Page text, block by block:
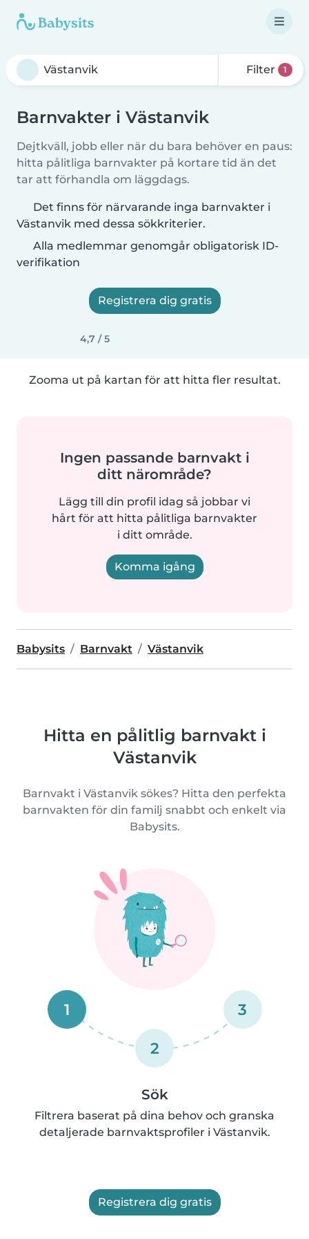
Filter 1
Barnvakter i Västanvik
Dejtkväll, jobb eller när du bara behöver en paus:
hitta pålitliga barnvakter på kortare tid än det
tar att förhandla om läggdags.
Det finns för närvarande inga barnvakter i
Västanvik med dessa sökkriterier.
Alla medlemmar genomgår obligatorisk ID-
verifikation
Registrera dig gratis
4,7 / 5
Zooma ut på kartan för att hitta fler resultat.
Ingen passande barnvakt i
ditt närområde?
Lägg till din profil idag så jobbar vi
hårt för att hitta pålitliga barnvakter
i ditt område.
Komma igång
Babysits Barnvakt Västanvik
Hitta en pålitlig barnvakt i
Västanvik
Barnvakt i Västanvik sökes? Hitta den perfekta
barnvakten för din familj snabbt och enkelt via
Babysits.
1
2
3
Sök
Filtrera baserat på dina behov och granska
detaljerade barnvaktsprofiler i Västanvik.
Registrera dig gratis